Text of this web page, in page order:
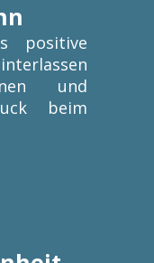
positive
und
beim